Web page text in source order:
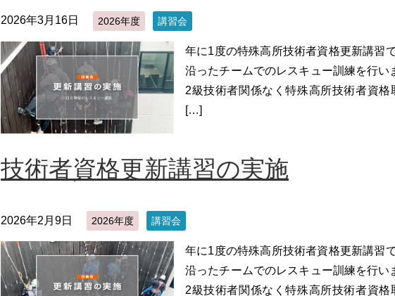
2026年3月16日 2026年度 講習会
年に1度の特殊高所技術者資格更新講習
沿ったチームでのレスキュー訓練を行い
2級技術者関係なく特殊高所技術者資
[…]
技術者資格更新講習の実施
2026年2月9日 2026年度 講習会
年に1度の特殊高所技術者資格更新講習
沿ったチームでのレスキュー訓練を行い
2級技術者関係なく特殊高所技術者資